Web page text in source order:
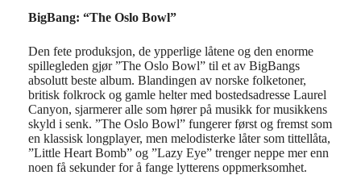
BigBang: “The Oslo Bowl”
Den fete produksjon, de ypperlige låtene og den enorme
spillegleden gjør ”The Oslo Bowl” til et av BigBangs
absolutt beste album. Blandingen av norske folketoner,
britisk folkrock og gamle helter med bostedsadresse Laurel
Canyon, sjarmerer alle som hører på musikk for musikkens
skyld i senk. ”The Oslo Bowl” fungerer først og fremst som
en klassisk longplayer, men melodisterke låter som tittellåta,
”Little Heart Bomb” og ”Lazy Eye” trenger neppe mer enn
noen få sekunder for å fange lytterens oppmerksomhet.